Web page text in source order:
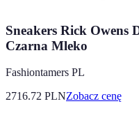
Sneakers Rick Owens
Czarna Mleko
Fashiontamers PL
2716.72 PLNZobacz cenę